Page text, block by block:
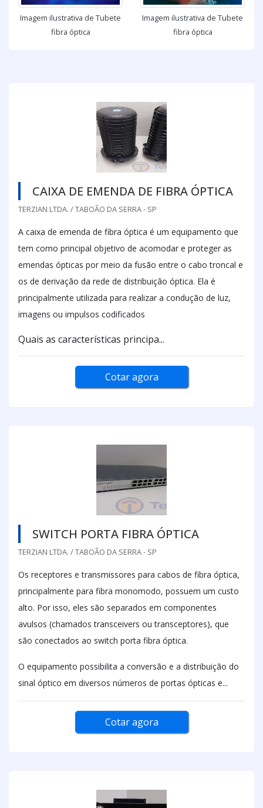
Imagem ilustrativa de Tubete
fibra óptica
Imagem ilustrativa de Tubete
fibra óptica
CAIXA DE EMENDA DE FIBRA ÓPTICA
TERZIAN LTDA. / TABOÃO DA SERRA - SP
A caixa de emenda de fibra óptica é um equipamento que
tem como principal objetivo de acomodar e proteger as
emendas ópticas por meio da fusão entre o cabo troncal e
os de derivação da rede de distribuição óptica. Ela é
principalmente utilizada para realizar a condução de luz,
imagens ou impulsos codificados
Quais as características principa...
Cotar agora
SWITCH PORTA FIBRA ÓPTICA
TERZIAN LTDA. / TABOÃO DA SERRA - SP
Os receptores e transmissores para cabos de fibra óptica,
principalmente para fibra monomodo, possuem um custo
alto. Por isso, eles são separados em componentes
avulsos (chamados transceivers ou transceptores), que
são conectados ao switch porta fibra óptica.
O equipamento possibilita a conversão e a distribuição do
sinal óptico em diversos números de portas ópticas e...
Cotar agora